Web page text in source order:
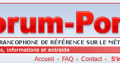
Accueil • FAQ• Contact•